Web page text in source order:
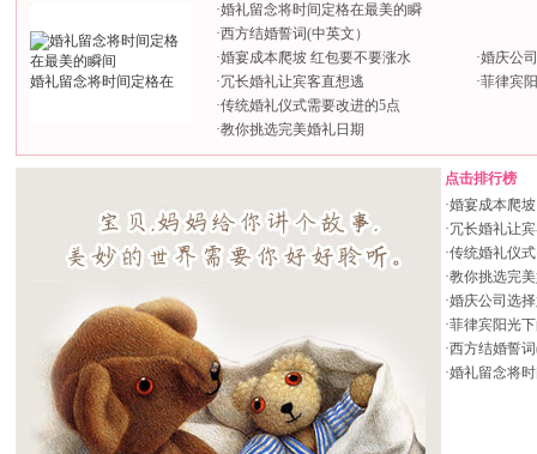
婚礼留念将时间定格在
·婚礼留念将时间定格在最美的瞬
·西方结婚誓词(中英文）
·婚宴成本爬坡 红包要不要涨水
·冗长婚礼让宾客直想逃
·传统婚礼仪式需要改进的5点
·教你挑选完美婚礼日期
·婚庆公
·菲律宾
点击排行榜
·婚宴成本爬
·冗长婚礼让
·传统婚礼仪
·教你挑选完
·婚庆公司选
·菲律宾阳光
·西方结婚誓
·婚礼留念将